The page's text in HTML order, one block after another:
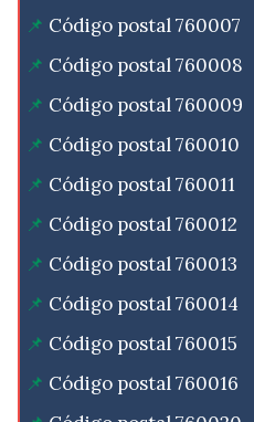
Código postal 760007
Código postal 760008
Código postal 760009
Código postal 760010
Código postal 760011
Código postal 760012
Código postal 760013
Código postal 760014
Código postal 760015
Código postal 760016